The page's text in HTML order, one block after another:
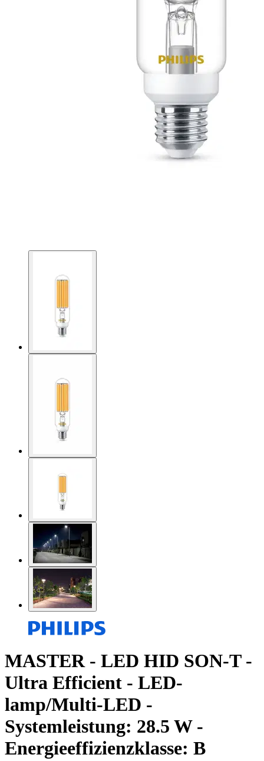
MASTER - LED HID SON-T -
Ultra Efficient - LED-
lamp/Multi-LED -
Systemleistung: 28.5 W -
Energieeffizienzklasse: B